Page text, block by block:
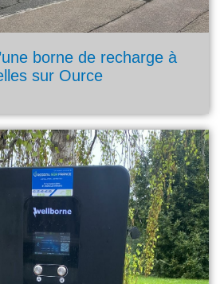
borne de recharge à
sur Ource